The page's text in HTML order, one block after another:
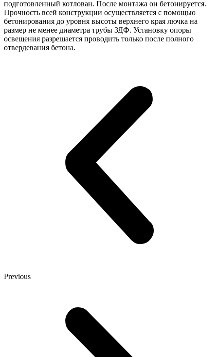
подготовленный котлован. После монтажа он бетонируется.
Прочность всей конструкции осуществляется с помощью
бетонирования до уровня высоты верхнего края лючка на
размер не менее диаметра трубы ЗДФ. Установку опоры
освещения разрешается проводить только после полного
отвердевания бетона.
Previous